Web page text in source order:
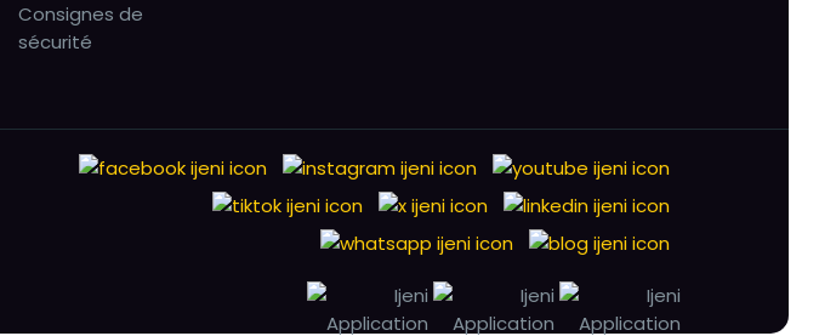
Consignes de
sécurité